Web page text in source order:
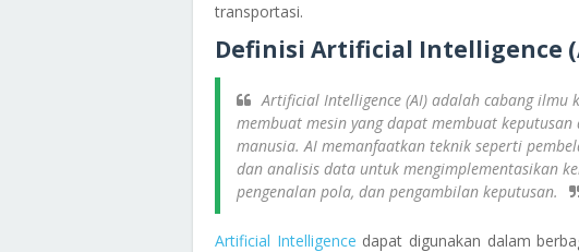
transportasi.
Definisi Artificial Intelligence
Artificial Intelligence (AI) adalah cabang
membuat mesin yang dapat membuat
manusia. AI memanfaatkan teknik seperti
dan analisis data untuk mengimplementasikan
pengenalan pola, dan pengambilan keputusan.
Artificial Intelligence dapat digunakan dalam